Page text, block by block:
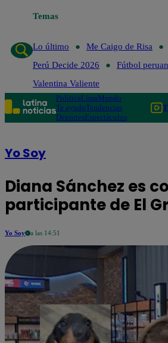
Temas
Me Caigo de Risa
Lo último
Me Caigo de Risa
Perú Decide 2026
Fútbol
Valentina Valiente
PolíticaLimaMundo
Te ayudoTendencias
DeportesEspectáculos
Yo Soy
Diana Sánchez es
participante de El
Yo Soy a las 14:51